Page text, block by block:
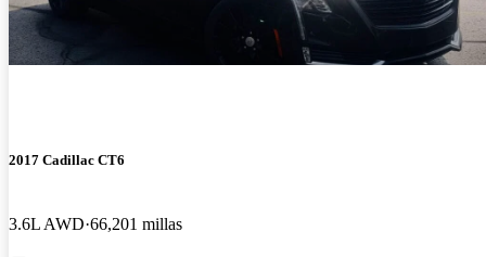
2017 Cadillac CT6
3.6L AWD 66,201 millas